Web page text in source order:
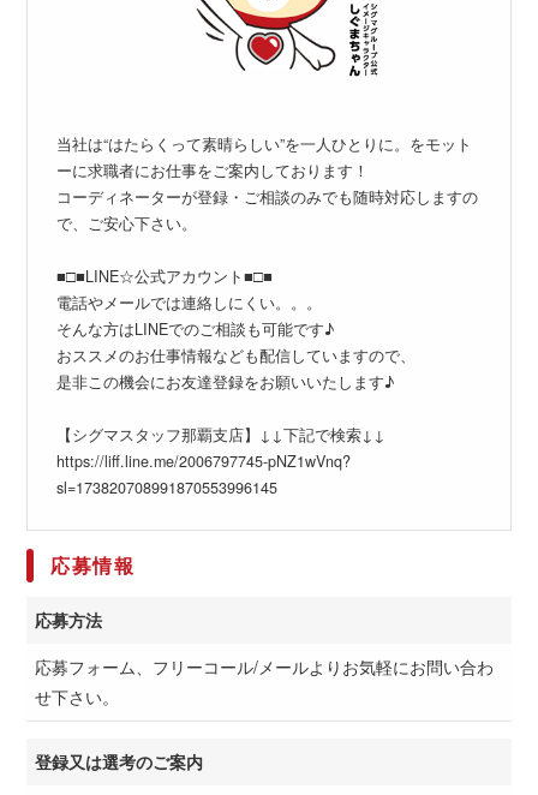
当社は“はたらくって素晴らしい”を一人ひとりに。をモット
ーに求職者にお仕事をご案内しております！
コーディネーターが登録・ご相談のみでも随時対応しますの
で、ご安心下さい。
■□■LINE☆公式アカウント■□■
電話やメールでは連絡しにくい。。。
そんな方はLINEでのご相談も可能です♪
おススメのお仕事情報なども配信していますので、
是非この機会にお友達登録をお願いいたします♪
【シグマスタッフ那覇支店】↓↓下記で検索↓↓
https://liff.line.me/2006797745-pNZ1wVnq?
sl=173820708991870553996145
応募情報
応募方法
応募フォーム、フリーコール/メールよりお気軽にお問い合わ
せ下さい。
登録又は選考のご案内